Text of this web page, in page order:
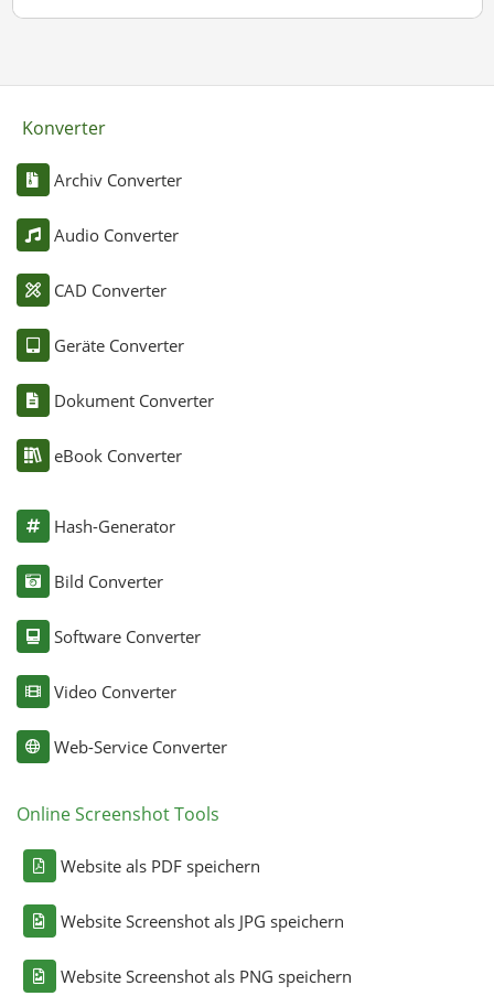
Konverter
Archiv Converter
Audio Converter
CAD Converter
Geräte Converter
Dokument Converter
eBook Converter
Hash-Generator
Bild Converter
Software Converter
Video Converter
Web-Service Converter
Online Screenshot Tools
Website als PDF speichern
Website Screenshot als JPG speichern
Website Screenshot als PNG speichern